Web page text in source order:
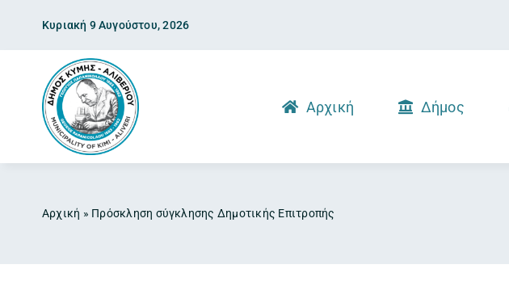
content
Κυριακή 9 Αυγούστου, 2026
Αρχική Δήμος
Αρχική » Πρόσκληση σύγκλησης Δημοτικής Επιτροπής